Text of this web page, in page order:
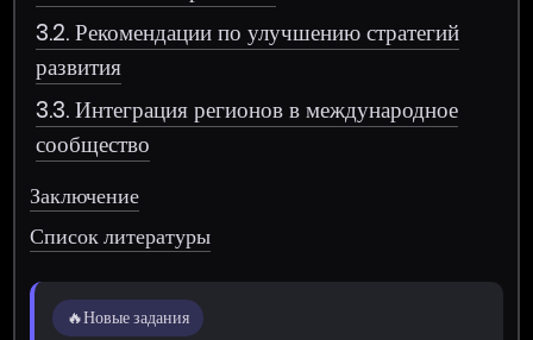
3.2. Рекомендации по улучшению стратегий
развития
3.3. Интеграция регионов в международное
сообщество
Заключение
Список литературы
🔥Новые задания